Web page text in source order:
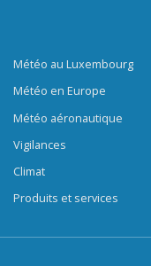
Météo au Luxembourg
Météo en Europe
Météo aéronautique
Vigilances
Climat
Produits et services